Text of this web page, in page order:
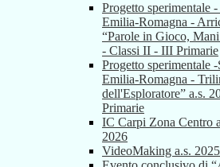
Progetto sperimentale
Emilia-Romagna -
“Parole in Gioco,
- Classi II - III Primarie
Progetto sperimentale
Emilia-Romagna -
dell'Esploratore” a.s.
Primarie
IC Carpi Zona Centro
2026
VideoMaking a.s.